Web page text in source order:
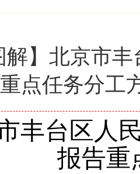
解】北京市
点任务分工
丰台区人
报告重